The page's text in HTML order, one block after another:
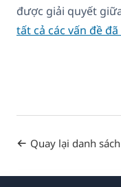
được giải quyết
tất cả các vấn đề
Quay lại danh